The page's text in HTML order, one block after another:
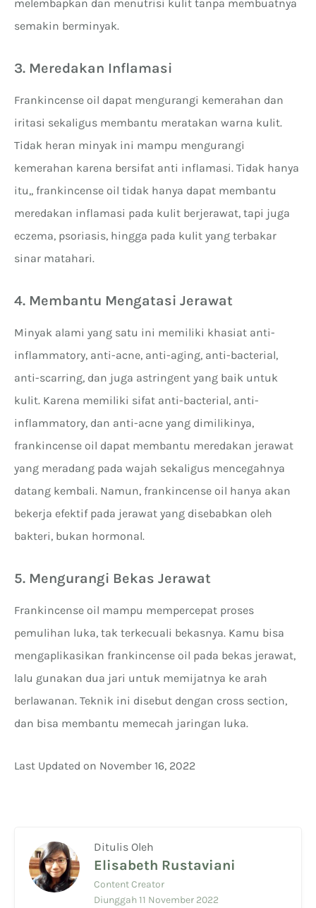
melembapkan dan menutrisi kulit tanpa membuatnya
semakin berminyak.
3. Meredakan Inflamasi
Frankincense oil dapat mengurangi kemerahan dan
iritasi sekaligus membantu meratakan warna kulit.
Tidak heran minyak ini mampu mengurangi
kemerahan karena bersifat anti inflamasi. Tidak hanya
itu,, frankincense oil tidak hanya dapat membantu
meredakan inflamasi pada kulit berjerawat, tapi juga
eczema, psoriasis, hingga pada kulit yang terbakar
sinar matahari.
4. Membantu Mengatasi Jerawat
Minyak alami yang satu ini memiliki khasiat anti-
inflammatory, anti-acne, anti-aging, anti-bacterial,
anti-scarring, dan juga astringent yang baik untuk
kulit. Karena memiliki sifat anti-bacterial, anti-
inflammatory, dan anti-acne yang dimilikinya,
frankincense oil dapat membantu meredakan jerawat
yang meradang pada wajah sekaligus mencegahnya
datang kembali. Namun, frankincense oil hanya akan
bekerja efektif pada jerawat yang disebabkan oleh
bakteri, bukan hormonal.
5. Mengurangi Bekas Jerawat
Frankincense oil mampu mempercepat proses
pemulihan luka, tak terkecuali bekasnya. Kamu bisa
mengaplikasikan frankincense oil pada bekas jerawat,
lalu gunakan dua jari untuk memijatnya ke arah
berlawanan. Teknik ini disebut dengan cross section,
dan bisa membantu memecah jaringan luka.
Last Updated on November 16, 2022
Ditulis Oleh
Elisabeth Rustaviani
Content Creator
Diunggah 11 November 2022